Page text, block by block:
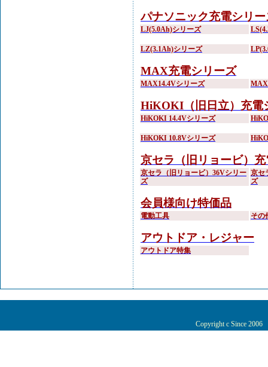
パナソニック充電シリー
LJ(5.0Ah)シリーズ
LZ(3.1Ah)シリーズ
MAX充電シリーズ
MAX14.4Vシリーズ
HiKOKI（旧日立）充電
HiKOKI 14.4Vシリーズ
HiKOKI 10.8Vシリーズ
京セラ（旧リョービ）
京セラ（旧リョービ）36Vシリー
ズ
京セ
ズ
会員様向け特価品
電動工具 その
アウトドア・レジャー
アウトドア特集
Copyright c Since